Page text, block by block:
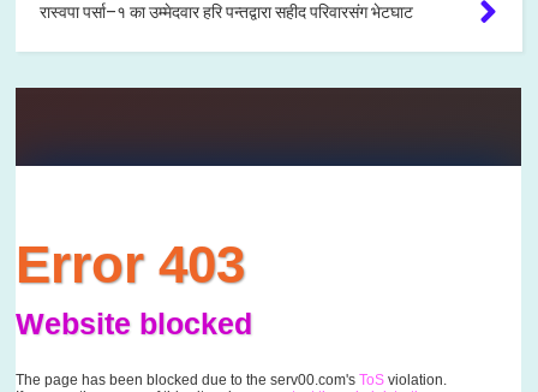
रास्वपा पर्सा–१ का उम्मेदवार हरि पन्तद्वारा सहीद परिवारसंग भेटघाट